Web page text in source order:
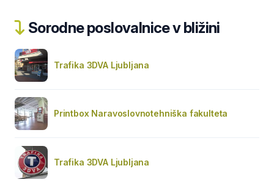
Sorodne poslovalnice v bližini
Trafika 3DVA Ljubljana
Printbox Naravoslovnotehniška fakulteta
Trafika 3DVA Ljubljana